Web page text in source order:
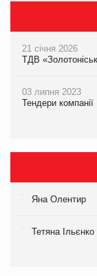
21 січня 2026
ТДВ
03 липня 2023
Тендери компанії
Яна Олентир
Тетяна Ільєнко